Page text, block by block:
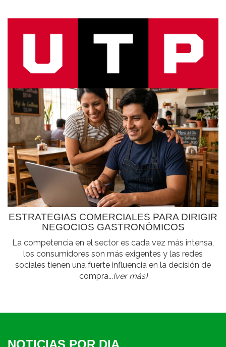
ESTRATEGIAS COMERCIALES PARA DIRIGIR
NEGOCIOS GASTRONÓMICOS
La competencia en el sector es cada vez más intensa,
los consumidores son más exigentes y las redes
sociales tienen una fuerte influencia en la decisión de
compra...(ver más)
NOTICIAS POR DIA